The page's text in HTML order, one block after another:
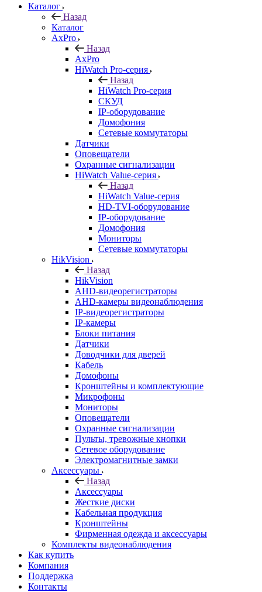
Каталог
Назад
Каталог
AxPro
Назад
AxPro
HiWatch Pro-серия
Назад
HiWatch Pro-серия
CКУД
IP-оборудование
Домофония
Сетевые коммутаторы
Датчики
Оповещатели
Охранные сигнализации
HiWatch Value-серия
Назад
HiWatch Value-серия
HD-TVI-оборудование
IP-оборудование
Домофония
Мониторы
Сетевые коммутаторы
HikVision
Назад
HikVision
AHD-видеорегистраторы
AHD-камеры видеонаблюдения
IP-видеорегистраторы
IP-камеры
Блоки питания
Датчики
Доводчики для дверей
Кабель
Домофоны
Кронштейны и комплектующие
Микрофоны
Мониторы
Оповещатели
Охранные сигнализации
Пульты, тревожные кнопки
Сетевое оборудование
Электромагнитные замки
Аксессуары
Назад
Аксессуары
Жесткие диски
Кабельная продукция
Кронштейны
Фирменная одежда и аксессуары
Комплекты видеонаблюдения
Как купить
Компания
Поддержка
Контакты